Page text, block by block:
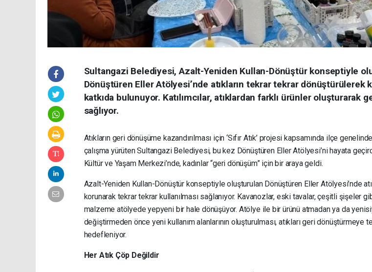
Sultangazi Belediyesi, Azalt-Yeniden Kullan-Dönüştür konseptiyle
Dönüştüren Eller Atölyesi’nde atıkların tekrar tekrar dönüştürülerek
katkıda bulunuyor. Katılımcılar, atıklardan farklı ürünler oluşturarak
sağlıyor.
Atıkların geri dönüşüme kazandırılması için ‘Sıfır Atık’ projesi kapsamında ilçe
çalışma yürüten Sultangazi Belediyesi, bu kez Dönüştüren Eller Atölyesi’ni hayata
Kültür ve Yaşam Merkezi’nde, kadınlar “geri dönüşüm” için bir araya geldi.
Azalt-Yeniden Kullan-Dönüştür konseptiyle oluşturulan Dönüştüren Eller Atölyesi’nde
korunarak tekrar tekrar kullanılması sağlanıyor. Kavanozlar, eski tavalar, çeşitli şişeler
malzeme atölyede yepyeni bir hale dönüşüyor. Atölye ile bir ürünü atmadan ya da
değiştirmeden önce yeni kullanım alanlarının oluşturulması, atıkları geri dönüştürmeye
hedefleniyor.
Her Atık Çöp Değildir